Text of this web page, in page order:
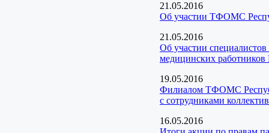
21.05.2016
Об участии ТФОМС
21.05.2016
Об участии
медицинских
19.05.2016
Филиалом ТФОМС
с сотрудниками
16.05.2016